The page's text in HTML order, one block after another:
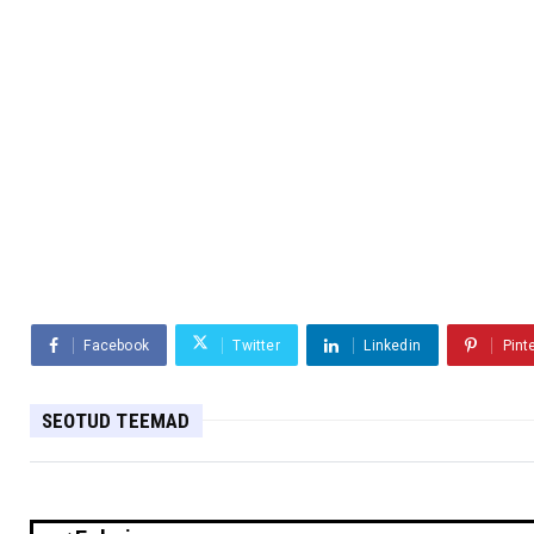
Facebook Twitter Linkedin
SEOTUD TEEMAD